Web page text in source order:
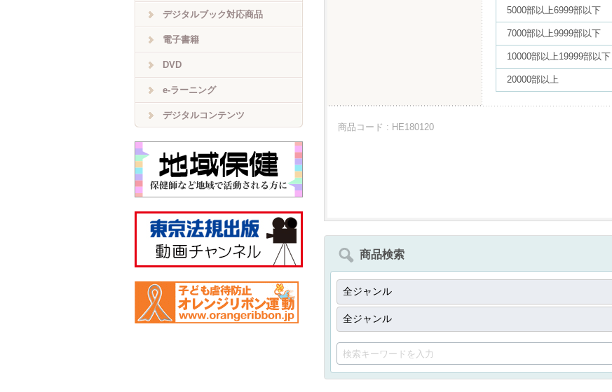
5000部以上6999部以下
7000部以上9999部以下
10000部以上19999部以下
20000部以上
商品コード : HE180120
商品検索
デジタルブック対応商品
電子書籍
DVD
e-ラーニング
デジタルコンテンツ